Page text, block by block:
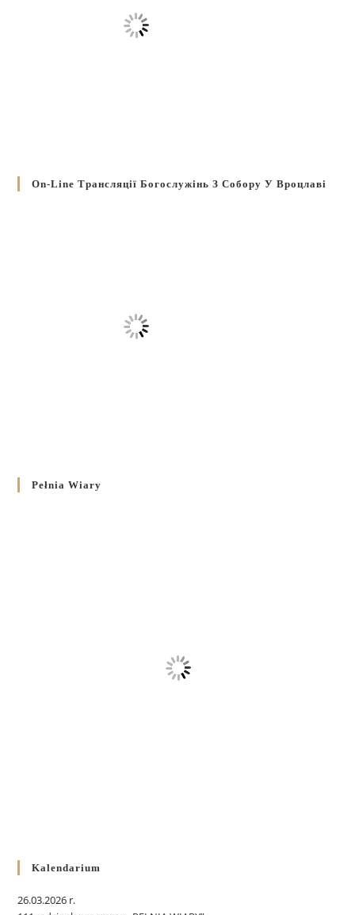
On-Line Трансляції Богослужінь З Собору У Вроцлаві
Pełnia Wiary
Kalendarium
26.03.2026 r.